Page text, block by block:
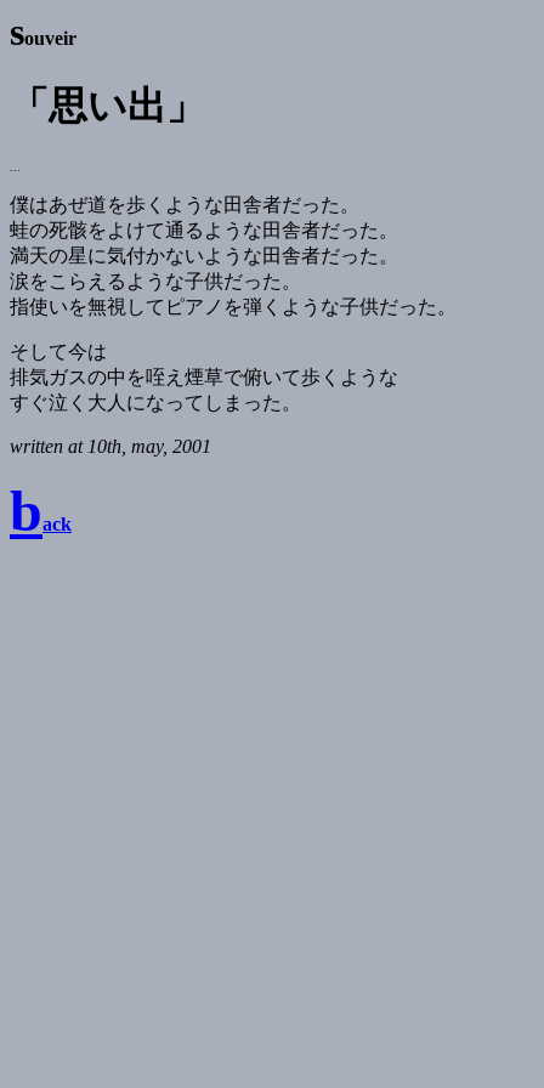
souveir
「思い出」
僕はあぜ道を歩くような田舎者だった。
蛙の死骸をよけて通るような田舎者だった。
満天の星に気付かないような田舎者だった。
涙をこらえるような子供だった。
指使いを無視してピアノを弾くような子供だった。
そして今は
排気ガスの中を咥え煙草で俯いて歩くような
すぐ泣く大人になってしまった。
written at 10th, may, 2001
back